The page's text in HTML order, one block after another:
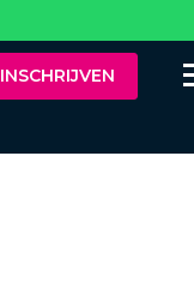
INSCHRIJVEN